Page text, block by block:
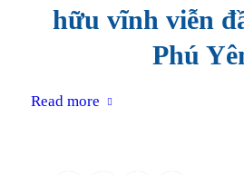
hữu vĩnh viễn
Phú
Read more